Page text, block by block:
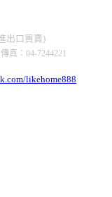
出口買賣)
真：04-7244221
likehome888